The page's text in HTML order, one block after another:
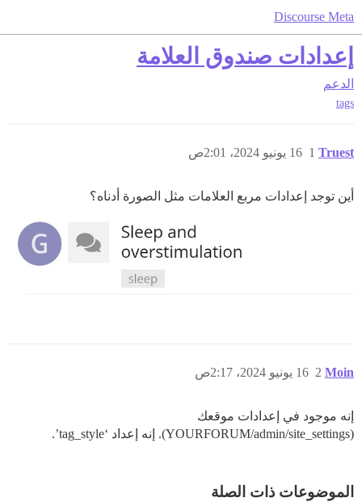
Discourse Meta
إعدادات صندوق العلامة
الدعم
tags
Truest 16 يونيو 2024، 2:01ص 1
أين توجد إعدادات مربع العلامات مثل الصورة أدناه؟
Moin 16 يونيو 2024، 2:17ص 2
إنه موجود في إعدادات موقعك
(YOURFORUM/admin/site_settings). إنه إعداد ‘tag_style’.
الموضوعات ذات الصلة